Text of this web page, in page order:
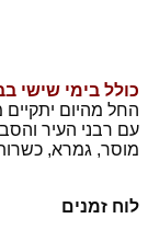
כולל בימי שישי
החל מהיום יתקיים
עם רבני העיר
מוסר, גמרא,
לוח זמנים